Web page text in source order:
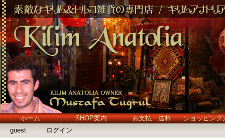
ホーム SHOP案内 お支払・送料
ショッピング
guest
ログイン